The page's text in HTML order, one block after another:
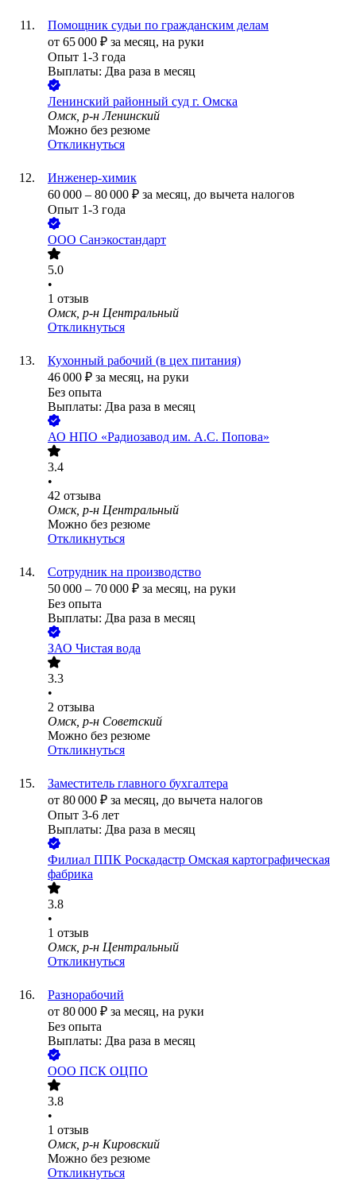
Помощник судьи по гражданским делам
от 65 000 ₽ за месяц, на руки
Опыт 1-3 года
Выплаты: Два раза в месяц
Ленинский районный суд г. Омска
Омск, р-н Ленинский
Можно без резюме
Откликнуться
Инженер-химик
60 000 – 80 000 ₽ за месяц, до вычета налогов
Опыт 1-3 года
ООО Санэкостандарт
5.0
•
1 отзыв
Омск, р-н Центральный
Откликнуться
Кухонный рабочий (в цех питания)
46 000 ₽ за месяц, на руки
Без опыта
Выплаты: Два раза в месяц
АО НПО «Радиозавод им. А.С. Попова»
3.4
•
42 отзыва
Омск, р-н Центральный
Можно без резюме
Откликнуться
Сотрудник на производство
50 000 – 70 000 ₽ за месяц, на руки
Без опыта
Выплаты: Два раза в месяц
ЗАО Чистая вода
3.3
•
2 отзыва
Омск, р-н Советский
Можно без резюме
Откликнуться
Заместитель главного бухгалтера
от 80 000 ₽ за месяц, до вычета налогов
Опыт 3-6 лет
Выплаты: Два раза в месяц
Филиал ППК Роскадастр Омская картографическая
фабрика
3.8
•
1 отзыв
Омск, р-н Центральный
Откликнуться
Разнорабочий
от 80 000 ₽ за месяц, на руки
Без опыта
Выплаты: Два раза в месяц
ООО ПСК ОЦПО
3.8
•
1 отзыв
Омск, р-н Кировский
Можно без резюме
Откликнуться